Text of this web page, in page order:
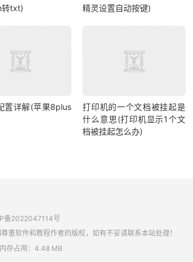
转txt)
精灵设置自动按键)
置详解(苹果8plus
打印机的一个文档被挂起是
什么意思(打印机显示1个文
档被挂起怎么办)
备2022047114号
重软件和教程作者的版权，如有不妥请联系本站处理！
存占用：4.48 MB